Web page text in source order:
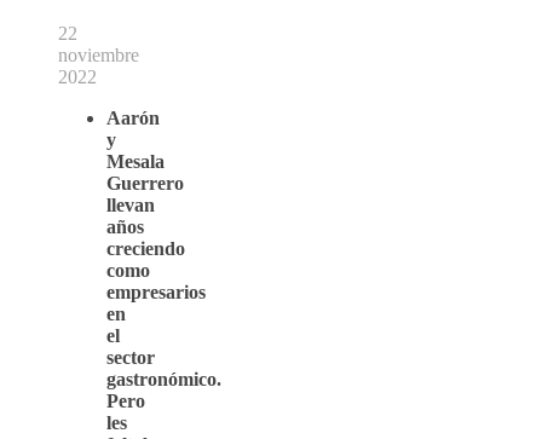
22
noviembre
2022
Aarón
y
Mesala
Guerrero
llevan
años
creciendo
como
empresarios
en
el
sector
gastronómico.
Pero
les